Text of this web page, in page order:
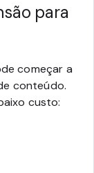
para
começar a
conteúdo.
custo: